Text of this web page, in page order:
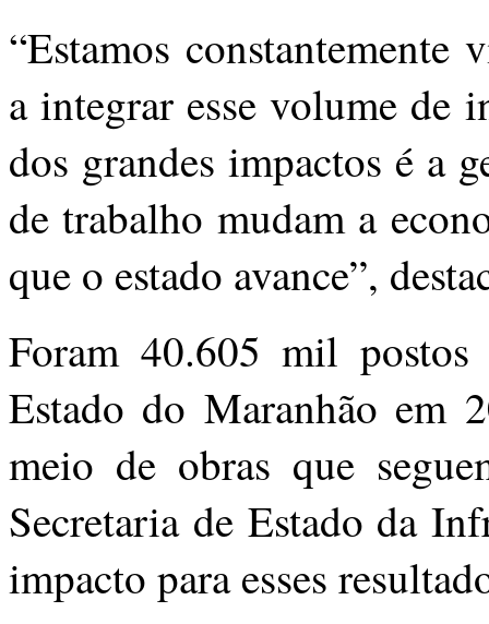
“Estamos constantemente
a integrar esse volume de
dos grandes impactos é a
de trabalho mudam a
que o estado avance”,
Foram 40.605 mil
Estado do Maranhão em
meio de obras que
Secretaria de Estado da
impacto para esses